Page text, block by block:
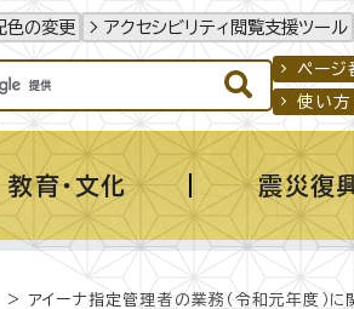
色の変更 アクセシビリティ閲覧支援ツール
ページ
使い方
教育・文化 震災復
> アイーナ指定管理者の業務（令和元年度）に